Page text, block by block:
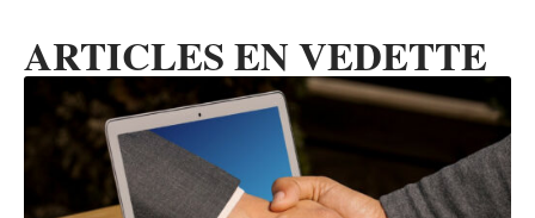
ARTICLES EN VEDETTE